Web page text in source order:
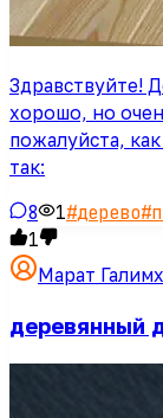
Здравствуйте!
хорошо, но
пожалуйста,
так:
8 1#дерево#
1
Марат
деревянный